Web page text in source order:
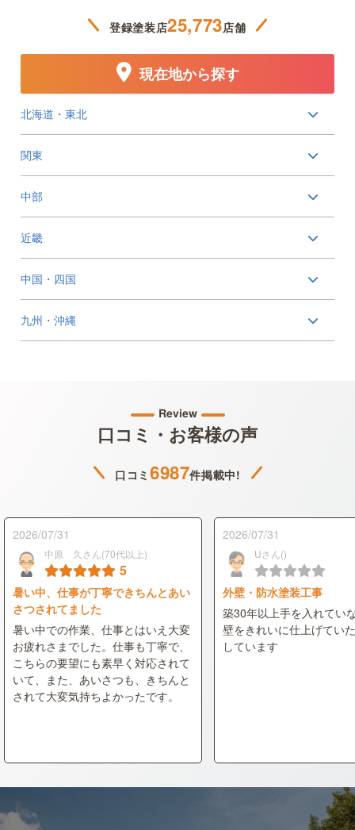
登録塗装店25,773店舗
北海道・東北
関東
中部
近畿
中国・四国
九州・沖縄
現在地から探す
Review
口コミ・お客様の声
口コミ 6987件掲載中!
2026/07/31
中原 久さん(70代以上)
5
暑い中、仕事が丁寧できちんとあい
さつされてました
暑い中での作業、仕事とはいえ大変
お疲れさまでした。仕事も丁寧で、
こちらの要望にも素早く対応されて
いて、また、あいさつも、きちんと
されて大変気持ちよかったです。
2026/07/31
Uさん()
外壁・防水塗装工事
築30年以上手を入れてい
壁をきれいに仕上げてい
しています